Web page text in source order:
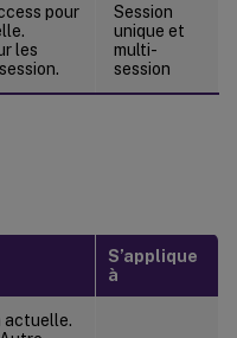
pour
les
Session
unique et
multi-
session
S’applique
à
actuelle.